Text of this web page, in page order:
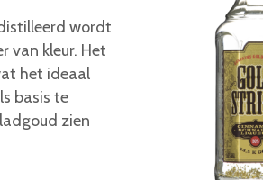
wordt
van kleur. Het
het ideaal
basis te
zien